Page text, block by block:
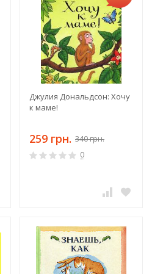
Джулия Дональдсон: Хочу
к маме!
259 грн. 340 грн.
0